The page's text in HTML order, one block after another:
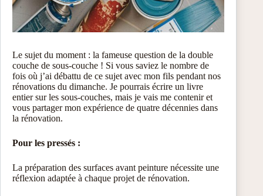
Le sujet du moment : la fameuse question de la double
couche de sous-couche ! Si vous saviez le nombre de
fois où j’ai débattu de ce sujet avec mon fils pendant nos
rénovations du dimanche. Je pourrais écrire un livre
entier sur les sous-couches, mais je vais me contenir et
vous partager mon expérience de quatre décennies dans
la rénovation.
Pour les pressés :
La préparation des surfaces avant peinture nécessite une
réflexion adaptée à chaque projet de rénovation.